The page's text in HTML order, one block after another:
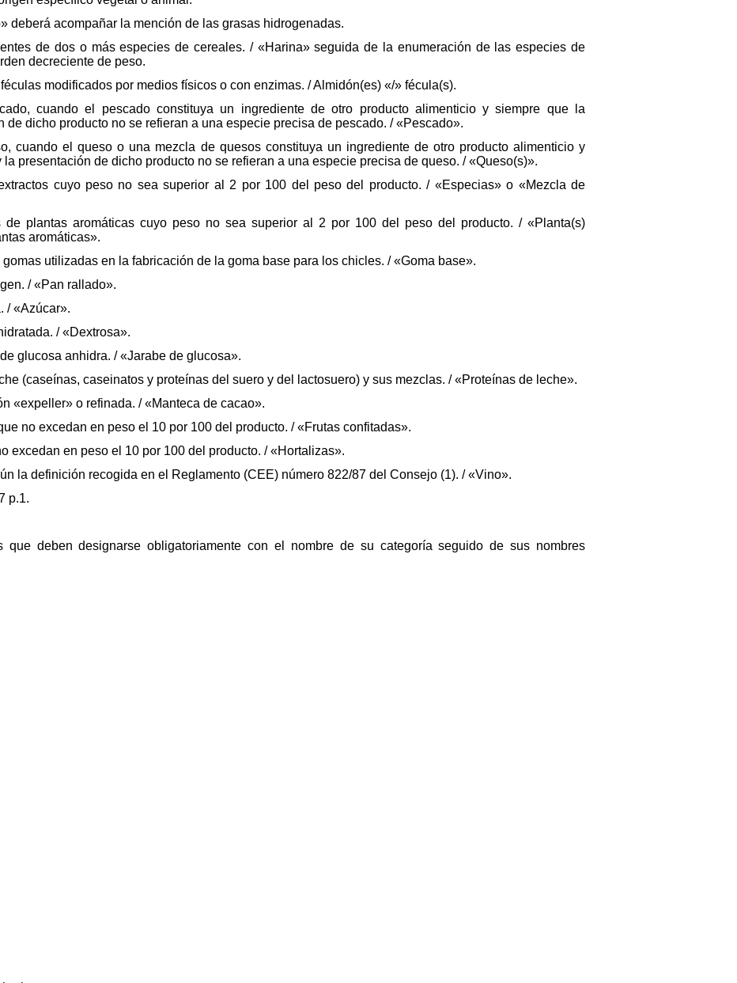
deberá acompañar la mención de las grasas hidrogenadas.
de dos o más especies de cereales. / «Harina» seguida de la enumeración de las especies de
decreciente de peso.
modificados por medios físicos o con enzimas. / Almidón(es) «/» fécula(s).
cuando el pescado constituya un ingrediente de otro producto alimenticio y siempre que la
de dicho producto no se refieran a una especie precisa de pescado. / «Pescado».
cuando el queso o una mezcla de quesos constituya un ingrediente de otro producto alimenticio y
presentación de dicho producto no se refieran a una especie precisa de queso. / «Queso(s)».
cuyo peso no sea superior al 2 por 100 del peso del producto. / «Especias» o «Mezcla de
de plantas aromáticas cuyo peso no sea superior al 2 por 100 del peso del producto. / «Planta(s)
aromáticas».
utilizadas en la fabricación de la goma base para los chicles. / «Goma base».
/ «Pan rallado».
/ «Azúcar».
/ «Dextrosa».
glucosa anhidra. / «Jarabe de glucosa».
(caseínas, caseinatos y proteínas del suero y del lactosuero) y sus mezclas. / «Proteínas de leche».
«expeller» o refinada. / «Manteca de cacao».
no excedan en peso el 10 por 100 del producto. / «Frutas confitadas».
excedan en peso el 10 por 100 del producto. / «Hortalizas».
la definición recogida en el Reglamento (CEE) número 822/87 del Consejo (1). / «Vino».
p.1.
que deben designarse obligatoriamente con el nombre de su categoría seguido de sus nombres